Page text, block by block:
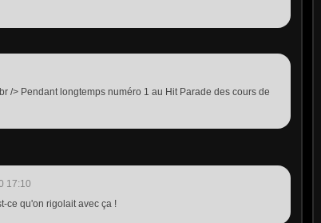
/> Pendant longtemps numéro 1 au Hit Parade des cours de
17:10
ce qu'on rigolait avec ça !